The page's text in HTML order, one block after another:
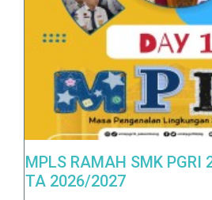
MPLS RAMAH SMK PGRI
TA 2026/2027